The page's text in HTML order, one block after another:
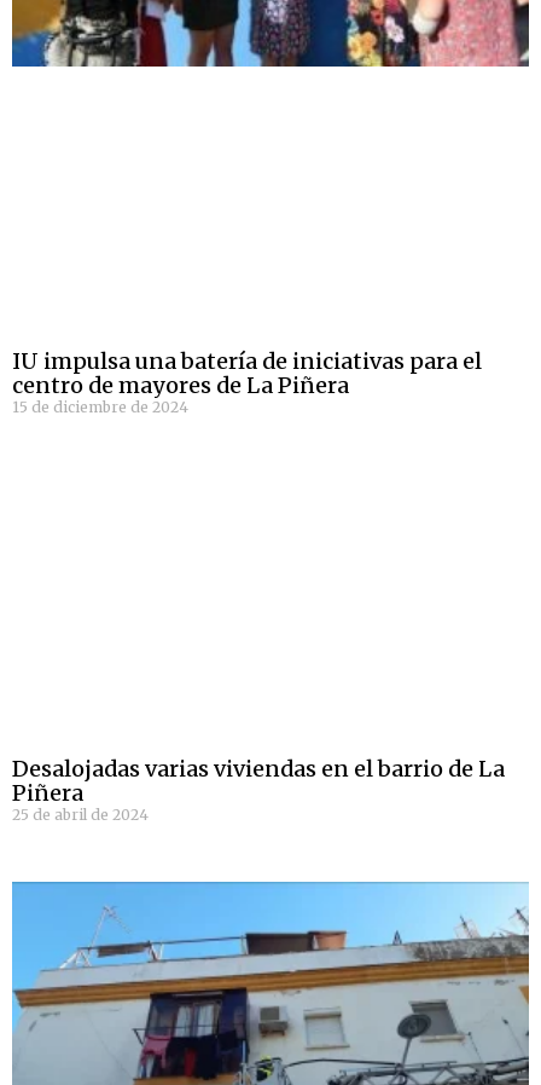
IU impulsa una batería de iniciativas para el
centro de mayores de La Piñera
15 de diciembre de 2024
Desalojadas varias viviendas en el barrio de La
Piñera
25 de abril de 2024